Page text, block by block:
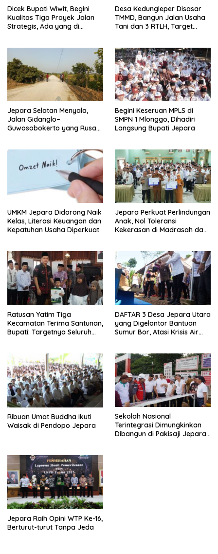
Dicek Bupati Wiwit, Begini
Kualitas Tiga Proyek Jalan
Strategis, Ada yang di
Desa Kedungleper Disasar
TMMD, Bangun Jalan Usaha
Tani dan 3 RTLH, Target
Jepara Selatan Menyala,
Jalan Gidanglo–
Guwosobokerto yang Rusak
Begini Keseruan MPLS di
SMPN 1 Mlonggo, Dihadiri
Langsung Bupati Jepara
UMKM Jepara Didorong Naik
Kelas, Literasi Keuangan dan
Kepatuhan Usaha Diperkuat
Jepara Perkuat Perlindungan
Anak, Nol Toleransi
Kekerasan di Madrasah dan
Ratusan Yatim Tiga
Kecamatan Terima Santunan,
Bupati: Targetnya Seluruh
DAFTAR 3 Desa Jepara Utara
yang Digelontor Bantuan
Sumur Bor, Atasi Krisis Air
Ribuan Umat Buddha Ikuti
Waisak di Pendopo Jepara
Sekolah Nasional
Terintegrasi Dimungkinkan
Dibangun di Pakisaji Jepara,
Jepara Raih Opini WTP Ke-16,
Berturut-turut Tanpa Jeda